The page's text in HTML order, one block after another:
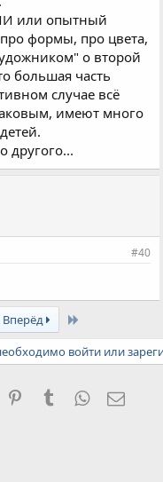
или опытный
про формы, про цвета,
о второй
большая часть
случае всё
имеют много
другого...
#40
Вперёд
войти или
PinterestTumblrWhatsApp